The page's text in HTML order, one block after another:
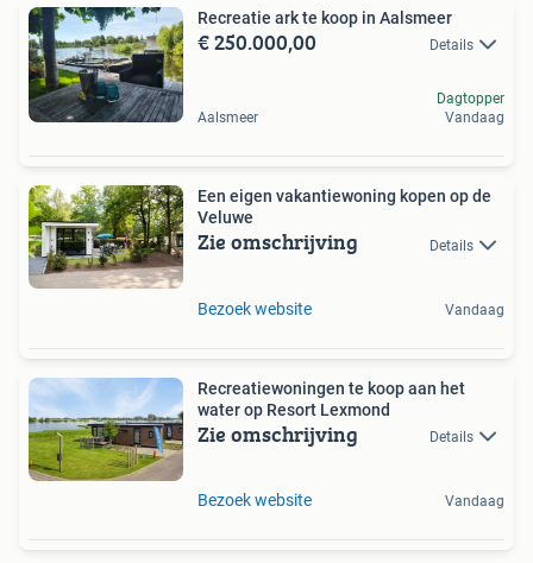
Recreatie ark te koop in Aalsmeer
€ 250.000,00 Details
Aalsmeer
Dagtopper
Vandaag
Een eigen vakantiewoning kopen op de
Veluwe
Zie omschrijving Details
Bezoek website Vandaag
Recreatiewoningen te koop aan het
water op Resort Lexmond
Zie omschrijving Details
Bezoek website Vandaag